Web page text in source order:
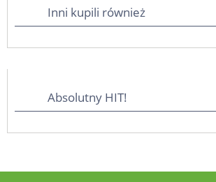
Inni kupili również
Absolutny HIT!